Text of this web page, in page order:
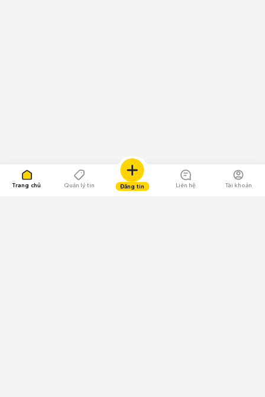
Trang chủ Quản lý tin Đăng tin Liên hệ Tài khoản